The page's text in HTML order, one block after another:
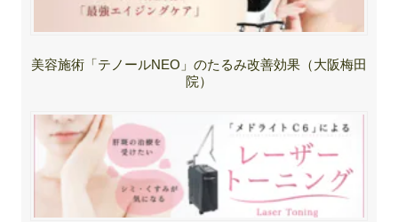
美容施術「テノールNEO」のたるみ改善効果（大阪梅田
院）